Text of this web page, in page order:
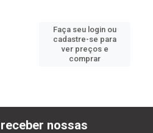
Faça seu login ou
cadastre-se para
ver preços e
comprar
nossas